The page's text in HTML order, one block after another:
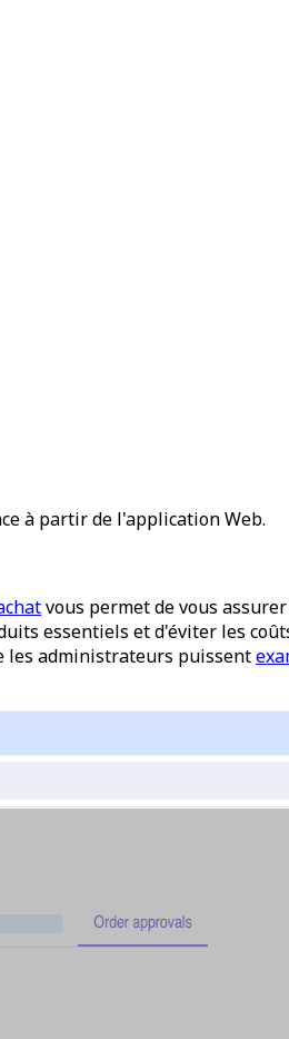
à partir de l'application Web.
vous permet de vous
essentiels et d'éviter les
les administrateurs puissent